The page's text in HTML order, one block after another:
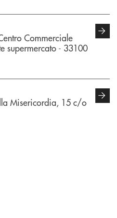
Commerciale
supermercato - 33100
Misericordia, 15 c/o